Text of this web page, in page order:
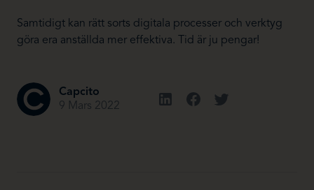
Samtidigt kan rätt sorts digitala processer och verktyg
göra era anställda mer effektiva. Tid är ju pengar!
Capcito
9 Mars 2022